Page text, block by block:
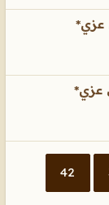
عزي*
عزي*
42